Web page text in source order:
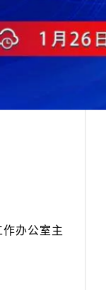
办公室主